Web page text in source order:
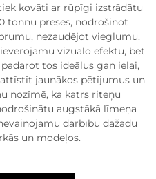
kovāti ar rūpīgi izstrādātu
tonnu preses, nodrošinot
nezaudējot vieglumu.
vizuālo efektu, bet
tos ideālus gan ielai,
jaunākos pētījumus un
nozīmē, ka katrs riteņu
augstākā līmeņa
darbību dažādu
un modeļos.